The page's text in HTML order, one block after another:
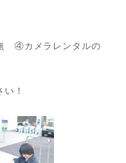
④カメラレンタルの
！